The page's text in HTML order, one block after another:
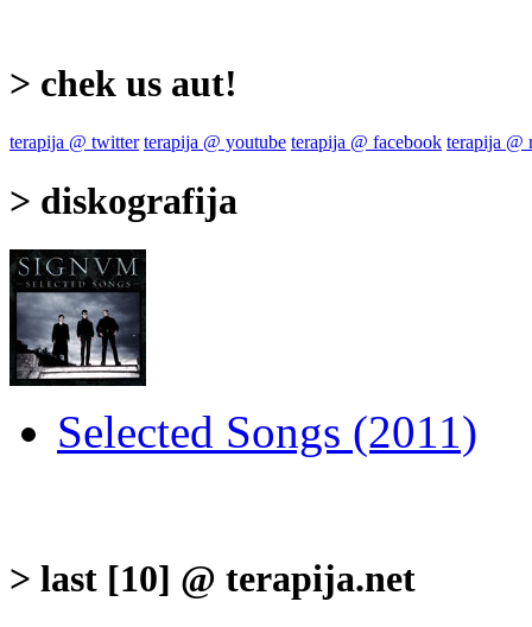
> chek us aut!
terapija @ twitter terapija @ youtube terapija @ facebook terapija @
> diskografija
Selected Songs (2011)
> last [10] @ terapija.net